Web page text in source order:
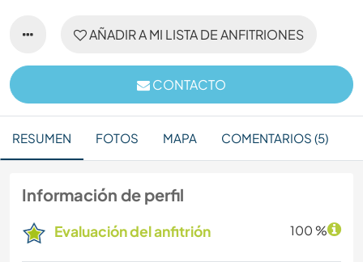
AÑADIR A MI LISTA DE ANFITRIONES
CONTACTO
RESUMEN FOTOS MAPA COMENTARIOS (5)
Información de perfil
Evaluación del anfitrión 100 %